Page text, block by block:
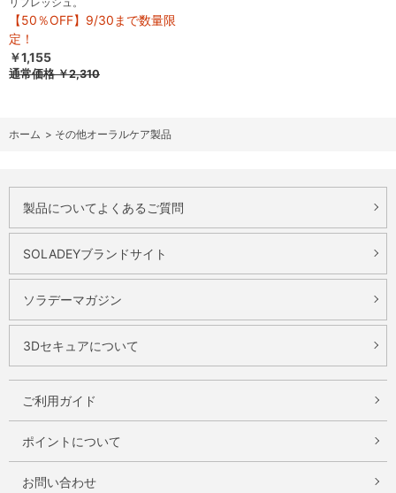
【50％OFF】9/30まで数量限
定！
￥1,155
通常価格 ￥2,310
ホーム > その他オーラルケア製品
製品についてよくあるご質問
SOLADEYブランドサイト
ソラデーマガジン
3Dセキュアについて
ご利用ガイド
ポイントについて
お問い合わせ